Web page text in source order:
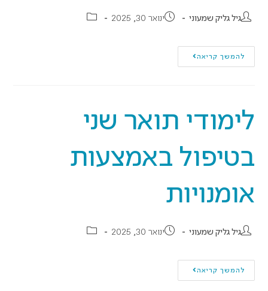
גיל גליק שמעוני ינואר 30, 2025
להמשך קריאה
לימודי תואר שני
בטיפול באמצעות
אומנויות
גיל גליק שמעוני ינואר 30, 2025
להמשך קריאה